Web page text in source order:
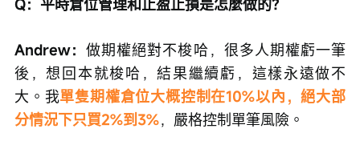
蒸發，最後30%的倉位直接歸零。從那次之後我意
賠率不匹配。所以我給自己定下原則：不要重倉去
賭業績，如果有明確觀點，可以小倉位嘗試，但絕
對不重倉。